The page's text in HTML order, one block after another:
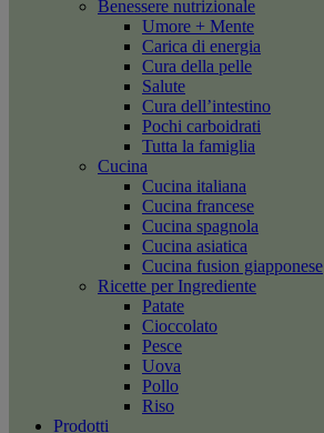
Benessere nutrizionale
Umore + Mente
Carica di energia
Cura della pelle
Salute
Cura dell’intestino
Pochi carboidrati
Tutta la famiglia
Cucina
Cucina italiana
Cucina francese
Cucina spagnola
Cucina asiatica
Cucina fusion giapponese
Ricette per Ingrediente
Patate
Cioccolato
Pesce
Uova
Pollo
Riso
Prodotti